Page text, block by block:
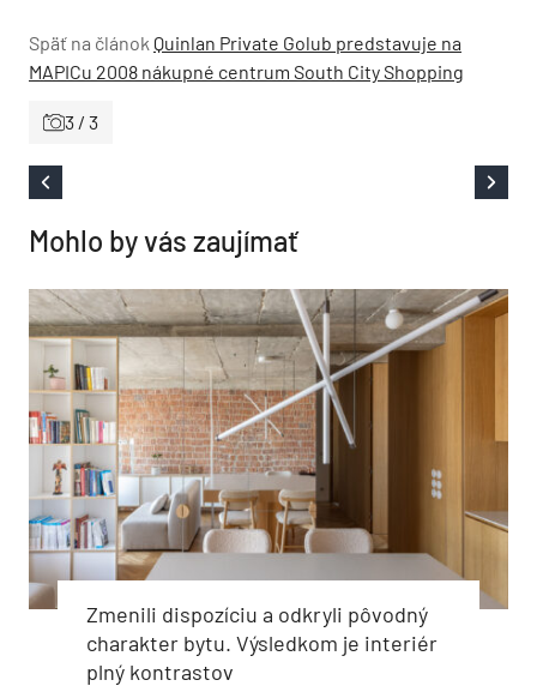
Späť na článok Quinlan Private Golub predstavuje na
MAPICu 2008 nákupné centrum South City Shopping
3 / 3
Mohlo by vás zaujímať
Zmenili dispozíciu a odkryli pôvodný
charakter bytu. Výsledkom je interiér
plný kontrastov